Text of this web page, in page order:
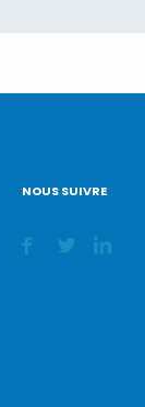
NOUS SUIVRE